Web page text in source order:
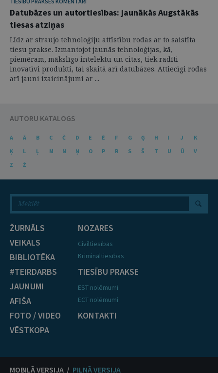
Datubāzes un autortiesības: jaunākās Augstākās
tiesas atziņas
Līdz ar straujo tehnoloģiju attīstību rodas ar to saistīta
tiesu prakse. Izmantojot jaunās tehnoloģijas, kā,
piemēram, mākslīgo intelektu un citas, tiek radīti
inovatīvi produkti, tai skaitā arī datubāzes. Attiecīgi rodas
arī jauni izaicinājumi ar ...
AUTORU KATALOGS
A Ā B C Č D E Ē F G Ģ H I J
K
Ķ
L Ļ M N Ņ O P R S Š T U Ū
V
Z
Ž
ŽURNĀLS
VEIKALS
BIBLIOTĒKA
#TEIRDARBS
JAUNUMI
AFIŠA
FOTO / VIDEO
VĒSTKOPA
NOZARES
Civiltiesības
Krimināltiesības
TIESĪBU PRAKSE
EST nolēmumi
ECT nolēmumi
KONTAKTI
MOBILĀ VERSIJA / PILNĀ VERSIJA